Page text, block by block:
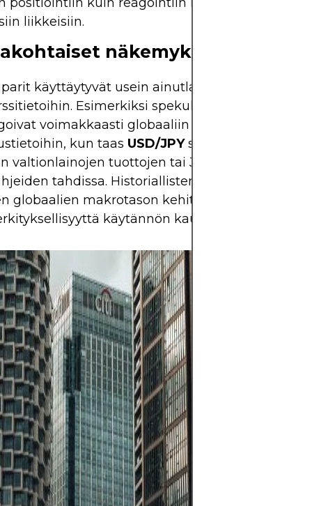
liikkeisiin.
näkemykset
käyttäytyvät usein ainutlaatuisesti
Esimerkiksi spekulatiiviset positiot
voimakkaasti globaaliin
kun taas USD/JPYsaattaa liikkua
valtionlainojen tuottojen tai Japanin
tahdissa. Historiallisten
globaalien makrotason kehityskulkujen
käytännön kaupankäynnin